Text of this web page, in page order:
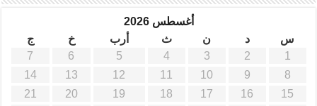
أغسطس 2026
س
د ن ث أرب خ
ج
1
2
3
4
5
6
7
8
9
10
11
12
13
14
15
16
17
18
19
20
21